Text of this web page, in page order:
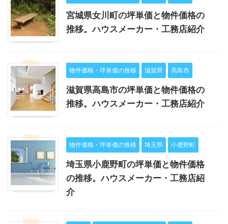
宮城県女川町の坪単価と物件価格の
推移。ハウスメーカー・工務店紹介
物件価格・坪単価の推移 滋賀県 高島市
滋賀県高島市の坪単価と物件価格の
推移。ハウスメーカー・工務店紹介
物件価格・坪単価の推移 埼玉県 小鹿野町
埼玉県小鹿野町の坪単価と物件価格
の推移。ハウスメーカー・工務店紹
介